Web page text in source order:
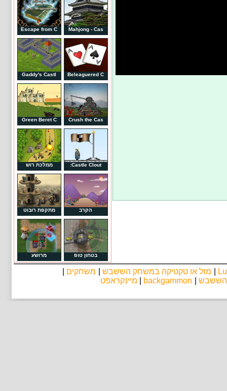
Mahjong - Cas
Escape from C
Beleaguered C
Gaddy's Castl
Crush the Cas
Green Beret C
Castle Clout: ממלכת רוש
הקרב מתקפת רובוט
בטחון טופ מרושע
מזל או טקטיקה במשחק הששבש משחקים
הששבש
backgammon מיינקראפט